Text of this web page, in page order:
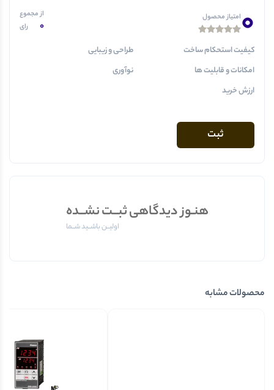
0امتیاز محصول از مجموع
0 رای
کیفیت استحکام ساخت
طراحی و زیبایی
امکانات و قابلیت ها
نوآوری
ارزش خرید
هنـوز دیدگاهی ثبــت نشــده
اولیــن باشــید شــما
محصولات مشابه